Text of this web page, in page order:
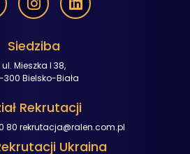
Siedziba
ul. Mieszka I 38,
300 Bielsko-Biała
Rekrutacji
80 rekrutacja@ralen.com.pl
Ukraina